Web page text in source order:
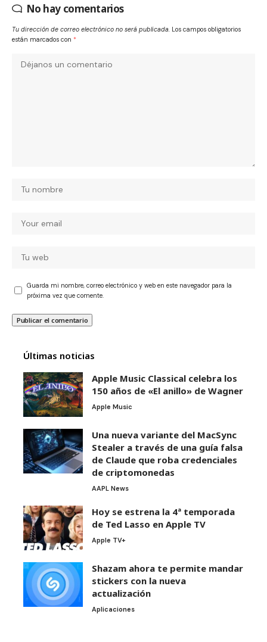
No hay comentarios
Tu dirección de correo electrónico no será publicada. Los campos obligatorios
están marcados con *
Guarda mi nombre, correo electrónico y web en este navegador para la
próxima vez que comente.
Últimas noticias
Apple Music Classical celebra los
150 años de «El anillo» de Wagner
Apple Music
Una nueva variante del MacSync
Stealer a través de una guía falsa
de Claude que roba credenciales
de criptomonedas
AAPL News
Hoy se estrena la 4ª temporada
de Ted Lasso en Apple TV
Apple TV+
Shazam ahora te permite mandar
stickers con la nueva
actualización
Aplicaciones